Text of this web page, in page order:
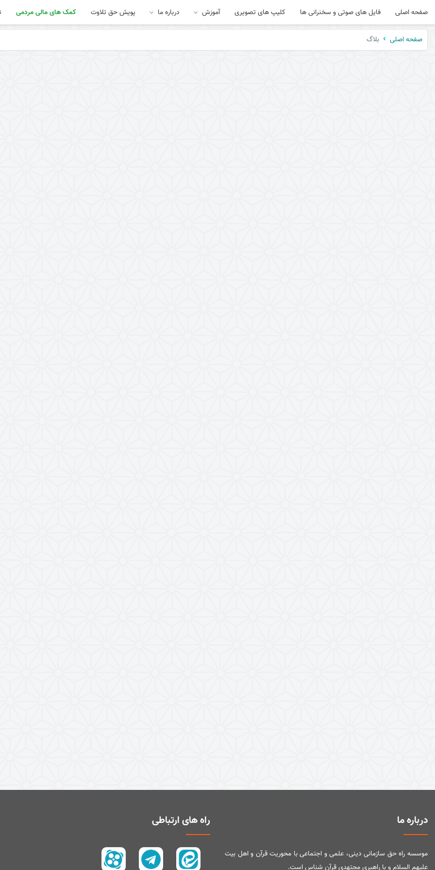
صفحه اصلی فایل های صوتی و سخنرانی ها کلیپ های تصویری آموزش درباره ما پویش حق تلاوت کمک های مالی مردمی
صفحه اصلی بلاگ
درباره ما
موسسه راه حق سازمانی دینی، علمی و اجتماعی با محوریت قرآن و اهل بیت
علیهم السلام و با راهبری مجتهدی قرآن شناس است.
راه های ارتباطی